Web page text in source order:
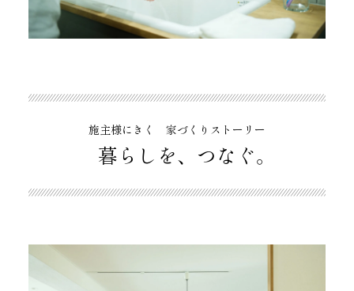
施主様にきく 家づくりストーリー
暮らしを、つなぐ。